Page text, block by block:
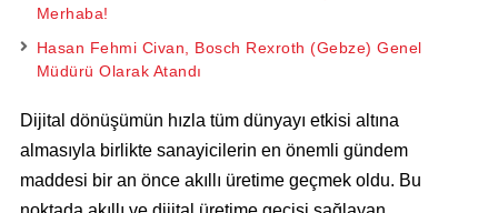
Merhaba!
Hasan Fehmi Civan, Bosch Rexroth (Gebze) Genel
Müdürü Olarak Atandı
Dijital dönüşümün hızla tüm dünyayı etkisi altına
almasıyla birlikte sanayicilerin en önemli gündem
maddesi bir an önce akıllı üretime geçmek oldu. Bu